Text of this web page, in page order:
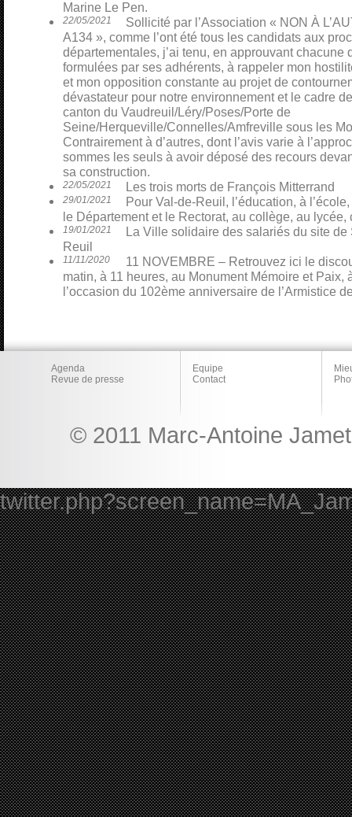
Marine Le Pen.
22/05/2021
Sollicité par l’Association « NON À
A134 », comme l’ont été tous les candidats aux
départementales, j’ai tenu, en approuvant chacune
formulées par ses adhérents, à rappeler mon
et mon opposition constante au projet de
dévastateur pour notre environnement et le cadre
canton du Vaudreuil/Léry/Poses/Porte de
Seine/Herqueville/Connelles/Amfreville sous les
Contrairement à d’autres, dont l’avis varie à
sommes les seuls à avoir déposé des recours
sa construction.
22/05/2021 Les trois morts de François Mitterrand
29/01/2021
Pour Val-de-Reuil, l’éducation, à
le Département et le Rectorat, au collège, au lycée,
19/01/2021
La Ville solidaire des salariés du site de
Reuil
11/11/2020
11 NOVEMBRE – Retrouvez ici le
matin, à 11 heures, au Monument Mémoire et Paix,
l’occasion du 102ème anniversaire de l’Armistice
Agenda
Revue de presse
Equipe
Contact
© 2011 Marc-Antoine